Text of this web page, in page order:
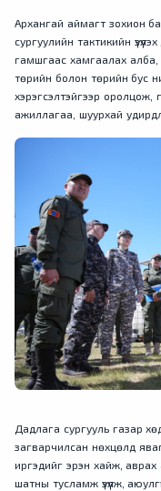
Архангай аймагт зохион
сургуулийн тактикийн
гамшгаас хамгаалах алба,
төрийн болон төрийн бус
хэрэгсэлтэйгээр
ажиллагаа, шуурхай
Дадлага сургууль газар
загварчилсан нөхцөлд
иргэдийг эрэн хайж,
шатны тусламж үзүүлж,